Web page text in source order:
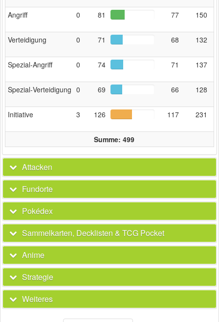
Angriff 0 81 77 150
Verteidigung 0 71 68 132
Spezial‑Angriff 0 74 71 137
Spezial‑Verteidigung 0 69 66 128
Initiative 3 126 117 231
Summe: 499
Attacken
Fundorte
Pokédex
Sammelkarten, Decklisten & TCG Pocket
Anime
Strategie
Weiteres